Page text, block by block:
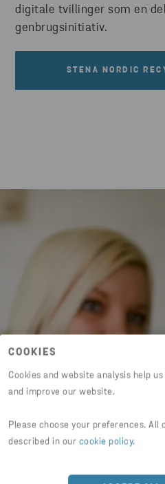
COOKIES
Cookies and website analysis help
and improve our website.
Please choose your preferences. All
described in our cookie policy.
digitale tvillinger som en
genbrugsinitiativ.
STENA NORDIC